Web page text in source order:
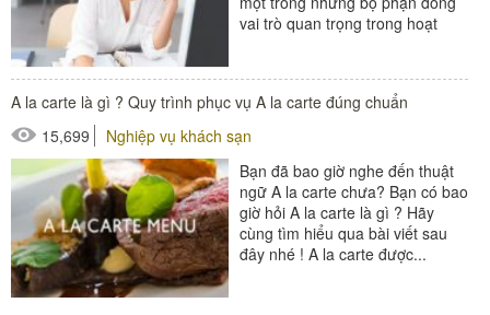
vai trò quan trọng trong hoạt
#đồ amenities khách sạn
#thiết bị nhà hàng - bếp
A la carte là gì ? Quy trình phục vụ A la carte đúng chuẩn
15,699
Nghiệp vụ khách sạn
Bạn đã bao giờ nghe đến thuật
ngữ A la carte chưa? Bạn có bao
giờ hỏi A la carte là gì ? Hãy
cùng tìm hiểu qua bài viết sau
đây nhé ! A la carte được...